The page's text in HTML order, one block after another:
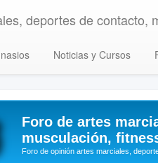
deportes de contacto,
Noticias y Cursos
Foro de artes
musculación,
Foro de opinión artes marciales,